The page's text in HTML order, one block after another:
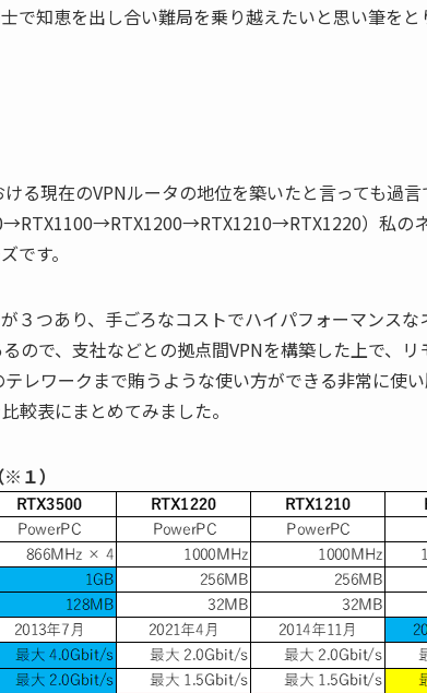
で知恵を出し合い難局を乗り越えたいと思い筆をと
る現在のVPNルータの地位を築いたと言っても過
）私の
です。
３つあり、手ごろなコストでハイパフォーマンス
ので、支社などとの拠点間VPNを構築した上で、リ
レワークまで賄うような使い方ができる非常に使
較表にまとめてみました。
１）